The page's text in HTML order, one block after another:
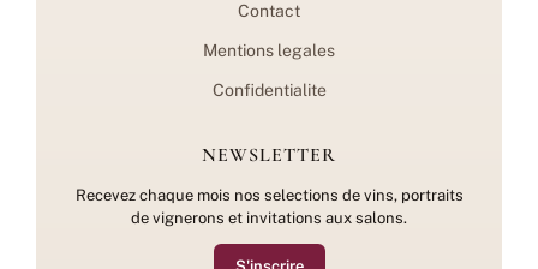
Contact
Mentions legales
Confidentialite
NEWSLETTER
Recevez chaque mois nos selections de vins, portraits
de vignerons et invitations aux salons.